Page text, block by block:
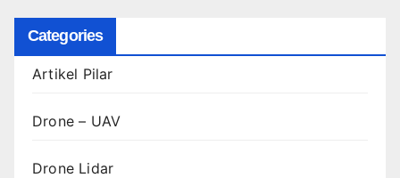
Categories
Artikel Pilar
Drone – UAV
Drone Lidar